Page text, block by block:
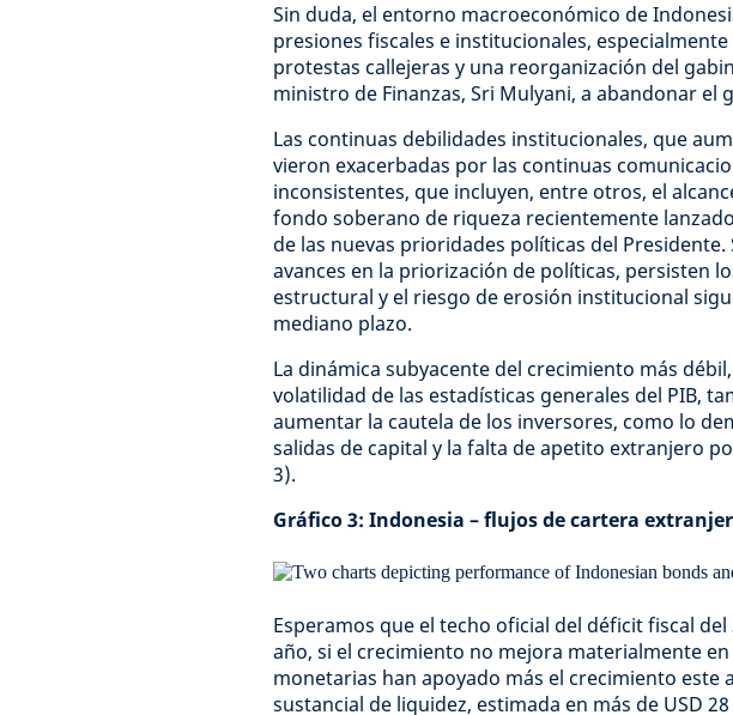
Sin duda, el entorno macroeconómico de
presiones fiscales e institucionales,
protestas callejeras y una reorganización del
ministro de Finanzas, Sri Mulyani, a abandonar el
Las continuas debilidades institucionales, que
vieron exacerbadas por las continuas
inconsistentes, que incluyen, entre otros, el
fondo soberano de riqueza recientemente
de las nuevas prioridades políticas del Presidente.
avances en la priorización de políticas, persisten
estructural y el riesgo de erosión institucional
mediano plazo.
La dinámica subyacente del crecimiento más
volatilidad de las estadísticas generales del PIB,
aumentar la cautela de los inversores, como lo
salidas de capital y la falta de apetito extranjero
3).
Gráfico 3: Indonesia – flujos de cartera
Esperamos que el techo oficial del déficit fiscal
año, si el crecimiento no mejora materialmente en
monetarias han apoyado más el crecimiento este
sustancial de liquidez, estimada en más de USD